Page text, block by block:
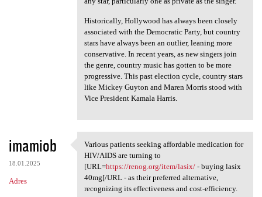
Historically, Hollywood has always been closely
associated with the Democratic Party, but country
stars have always been an outlier, leaning more
conservative. In recent years, as new singers join
the genre, country music has gotten to be more
progressive. This past election cycle, country stars
like Mickey Guyton and Maren Morris stood with
Vice President Kamala Harris.
imamiob
18.01.2025
Adres
Various patients seeking
Various patients seeking affordable medication for
HIV/AIDS are turning to
[URL=https://renog.org/item/lasix/- buying lasix
40mg[/URL - as their preferred alternative,
recognizing its effectiveness and cost-efficiency.